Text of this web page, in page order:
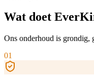
Wat doet
Ons onderhoud is grondig,
01